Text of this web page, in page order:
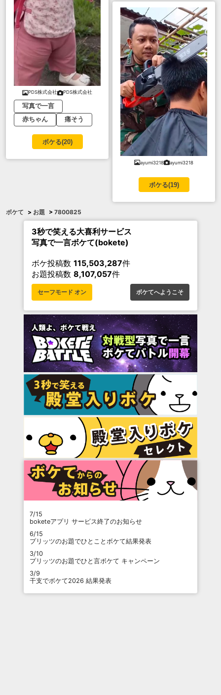
PDS株式会社 PDS株式会社
写真で一言
赤ちゃん
痛そう
ボケる(20)
ayumi3218 ayumi3218
ボケる(19)
ボケて > お題 > 7800825
3秒で笑える大喜利サービス
写真で一言ボケて(bokete)
ボケ投稿数 115,503,287件
お題投稿数 8,107,057件
セーフモード オン ボケてへようこそ
7/15
boketeアプリ サービス終了のお知らせ
6/15
プリッツのお題でひとことボケて結果発表
3/10
プリッツのお題でひと言ボケて キャンペーン
3/9
干支でボケて2026 結果発表